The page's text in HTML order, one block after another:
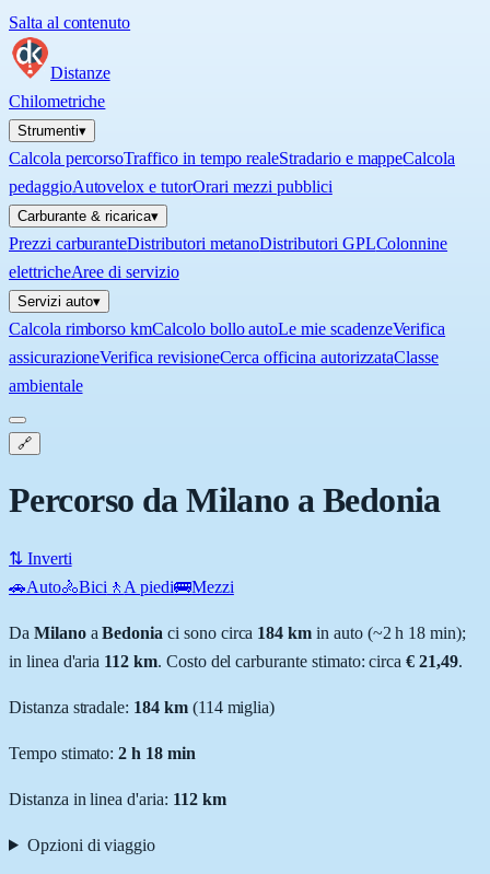
Salta al contenuto
Distanze
Chilometriche
Strumenti▾
Calcola percorsoTraffico in tempo realeStradario e mappeCalcola
pedaggioAutovelox e tutorOrari mezzi pubblici
Carburante & ricarica▾
Prezzi carburanteDistributori metanoDistributori GPLColonnine
elettricheAree di servizio
Servizi auto▾
Calcola rimborso kmCalcolo bollo autoLe mie scadenzeVerifica
assicurazioneVerifica revisioneCerca officina autorizzataClasse
ambientale
🔗
Percorso da Milano a Bedonia
⇅ Inverti
🚗Auto🚴Bici 🚶 A piedi🚌Mezzi
Da MilanoaBedonia ci sono circa 184 km in auto (~2 h 18 min);
in linea d'aria 112 km. Costo del carburante stimato: circa € 21,49.
Distanza stradale: 184km (114miglia)
Tempo stimato:2 h 18 min
Distanza in linea d'aria: 112km
Opzioni di viaggio